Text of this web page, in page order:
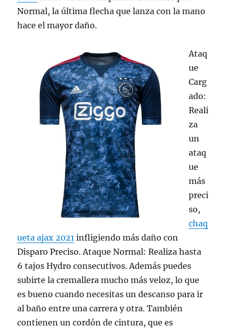
Normal, la última flecha que lanza con la mano
hace el mayor daño.
Ataq
ue
Carg
ado:
Reali
za
un
ataq
ue
más
preci
so,
chaq
ueta ajax 2021 infligiendo más daño con
Disparo Preciso. Ataque Normal: Realiza hasta
6 tajos Hydro consecutivos. Además puedes
subirte la cremallera mucho más veloz, lo que
es bueno cuando necesitas un descanso para ir
al baño entre una carrera y otra. También
contienen un cordón de cintura, que es